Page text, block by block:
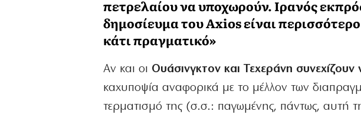
πετρελαίου να υποχωρούν. Ιρανός
δημοσίευμα του Axios είναι
κάτι πραγματικό»
Αν και οι Ουάσινγκτον και Τεχεράνη συνεχίζουν
καχυποψία αναφορικά με το μέλλον των
τερματισμό της (σ.σ.: παγωμένης, πάντως, αυτή